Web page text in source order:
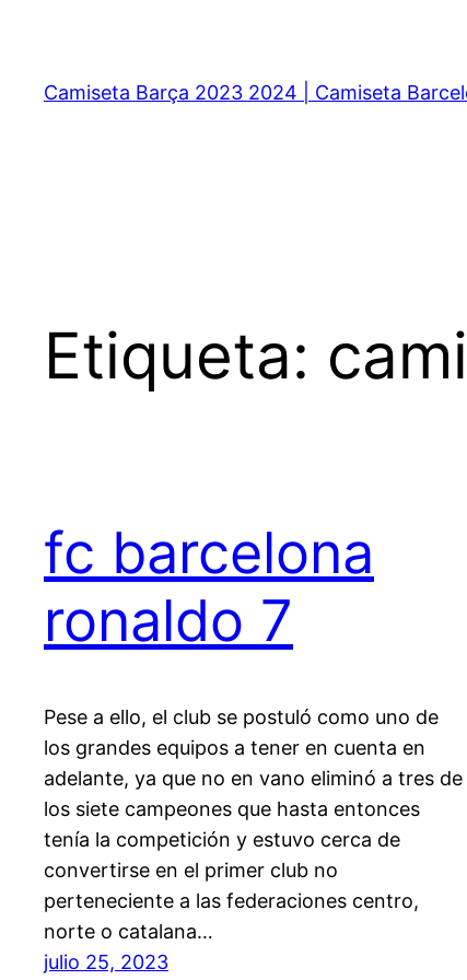
contenido
Camiseta Barça 2023 2024 | Camiseta
Etiqueta:
fc barcelona
ronaldo 7
Pese a ello, el club se postuló como uno de
los grandes equipos a tener en cuenta en
adelante, ya que no en vano eliminó a tres de
los siete campeones que hasta entonces
tenía la competición y estuvo cerca de
convertirse en el primer club no
perteneciente a las federaciones centro,
norte o catalana…
julio 25, 2023